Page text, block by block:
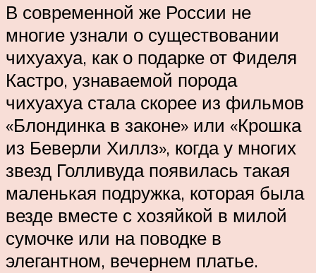
В современной же России не
многие узнали о существовании
чихуахуа, как о подарке от Фиделя
Кастро, узнаваемой порода
чихуахуа стала скорее из фильмов
«Блондинка в законе» или «Крошка
из Беверли Хиллз», когда у многих
звезд Голливуда появилась такая
маленькая подружка, которая была
везде вместе с хозяйкой в милой
сумочке или на поводке в
элегантном, вечернем платье.